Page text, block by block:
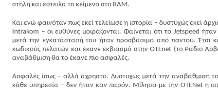
στήλη και έστειλα το κείμενο στο RAM.
Και ενώ φαινόταν πως εκεί τελείωσε η ιστορία – δυστυχώς εκεί
Intrakom – οι ευθύνες μοιράζονται. Φαίνεται ότι το Jetspeed
μετά την εγκατάστασή του ήταν προσβάσιμο από παντού. Έτσι
κωδικούς πελατών και έκανε εκβιασμό στην OTEnet (το Ράδιο
αναβάθμιση θα το έκανε πιο ασφαλές.
Ασφαλές ίσως – αλλά άχρηστο. Δυστυχώς μετά την αναβάθμιση
κάθε υπηρεσία – δεν ήταν καν παρόν. Μίλησα με την ΟΤΕNet η